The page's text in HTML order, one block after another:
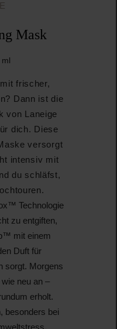
Mask
frischer,
Dann ist die
von Laneige
dich. Diese
versorgt
intensiv mit
du schläfst,
Technologie
zu entgiften,
mit einem
Duft für
sorgt. Morgens
neu an –
erholt.
besonders bei